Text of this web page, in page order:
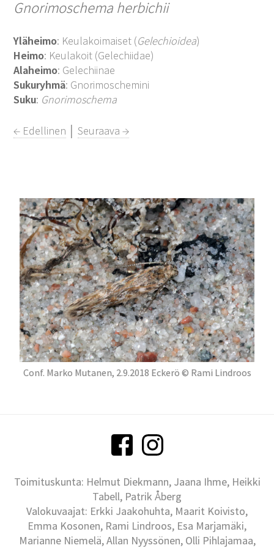
Gnorimoschema herbichii
Yläheimo: Keulakoimaiset (Gelechioidea)
Heimo: Keulakoit (Gelechiidae)
Alaheimo: Gelechiinae
Sukuryhmä: Gnorimoschemini
Suku: Gnorimoschema
← Edellinen │Seuraava →
Conf. Marko Mutanen, 2.9.2018 Eckerö © Rami Lindroos
Toimituskunta: Helmut Diekmann, Jaana Ihme, Heikki
Tabell, Patrik Åberg
Valokuvaajat: Erkki Jaakohuhta, Maarit Koivisto,
Emma Kosonen, Rami Lindroos, Esa Marjamäki,
Marianne Niemelä, Allan Nyyssönen, Olli Pihlajamaa,